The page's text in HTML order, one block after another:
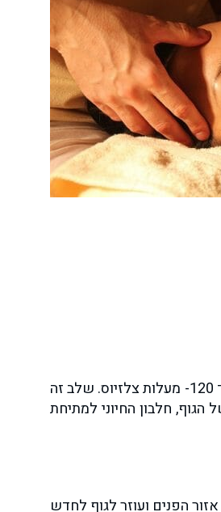
שבו המטפל מזרים חנקן בזרם עדין לאזור הפנים, העורף והצוואר בטמפרטורה של עד 120- מעלות צלזיוס. שלב זה
הגוף, חלבון החיוני למתיחת
הפנים ועוזר לגוף לחדש